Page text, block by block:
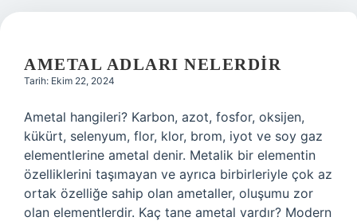
Hakkımızda
AMETAL ADLARI NELERDIR
Tarih: Ekim 22, 2024
Ametal hangileri? Karbon, azot, fosfor, oksijen,
kükürt, selenyum, flor, klor, brom, iyot ve soy gaz
elementlerine ametal denir. Metalik bir elementin
özelliklerini taşımayan ve ayrıca birbirleriyle çok az
ortak özelliğe sahip olan ametaller, oluşumu zor
olan elementlerdir. Kaç tane ametal vardır? Modern